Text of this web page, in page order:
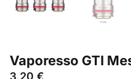
Vaporesso GTI
3,20 €